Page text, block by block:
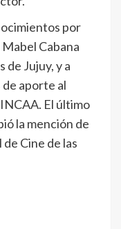
por
Cabana
de Jujuy, y a
aporte al
El último
la mención de
Cine de las